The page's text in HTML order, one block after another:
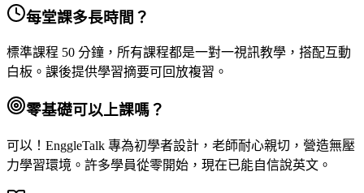
每堂課多長時間？
標準課程 50 分鐘，所有課程都是一對一視訊教學，搭配互動
白板。課後提供學習摘要可回放複習。
零基礎可以上課嗎？
可以！EnggleTalk 專為初學者設計，老師耐心親切，營造無壓
力學習環境。許多學員從零開始，現在已能自信說英文。